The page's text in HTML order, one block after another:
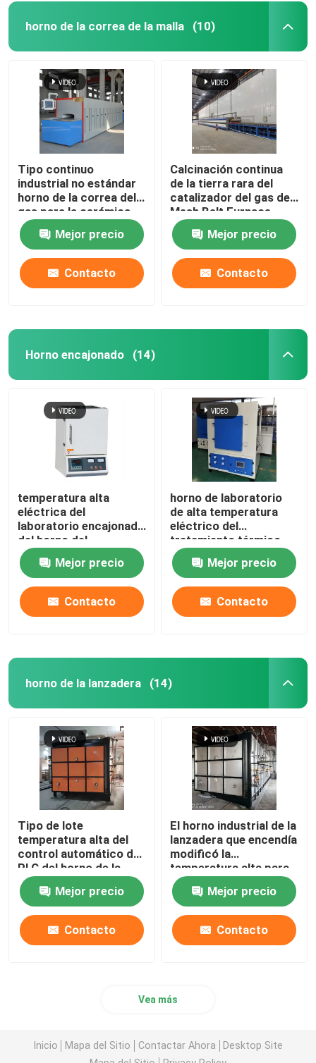
horno de la correa de la malla (10)
Tipo continuo
industrial no estándar
horno de la correa del
gas para la cerámica
Mejor precio
Contacto
Calcinación continua
de la tierra rara del
catalizador del gas de
Mesh Belt Furnace
Energy Natural
Mejor precio
Contacto
Horno encajonado (14)
temperatura alta
eléctrica del
laboratorio encajonado
del horno del
tratamiento térmico
1200C con el alambre
de resistencia
Mejor precio
Contacto
horno de laboratorio
de alta temperatura
eléctrico del
tratamiento térmico
1400C con el alambre
de resistencia
Mejor precio
Contacto
horno de la lanzadera (14)
Tipo de lote
temperatura alta del
control automático del
PLC del horno de la
lanzadera de la leña
Mejor precio
Contacto
El horno industrial de la
lanzadera que encendía
modificó la
temperatura alta para
requisitos particulares
discontinuaMejor precio
Contacto
Vea más
Inicio Mapa del Sitio Contactar Ahora
Desktop Site